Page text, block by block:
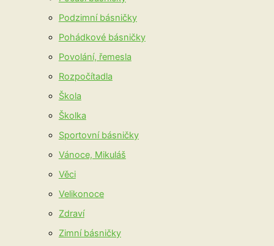
Podzimní básničky
Pohádkové básničky
Povolání, řemesla
Rozpočítadla
Škola
Školka
Sportovní básničky
Vánoce, Mikuláš
Věci
Velikonoce
Zdraví
Zimní básničky